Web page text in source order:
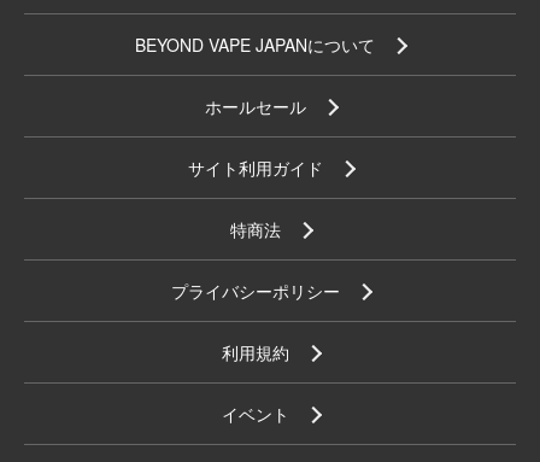
BEYOND VAPE JAPANについて
ホールセール
サイト利用ガイド
特商法
プライバシーポリシー
利用規約
イベント